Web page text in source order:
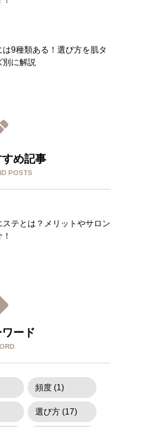
は9種類ある！選び方を肌タ
別に解説
め記事
POSTS
ステとは？メリットやサロン
ード
頻度 (1)
選び方 (17)